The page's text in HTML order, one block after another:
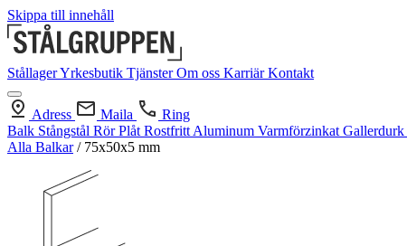
Skippa till innehåll
StållagerYrkesbutik TjänsterOm oss KarriärKontakt
Adress Maila
Ring
Balk Stångstål RörPlåt Rostfritt Aluminum Varmförzinkat Gallerdurk
Alla Balkar / 75x50x5 mm